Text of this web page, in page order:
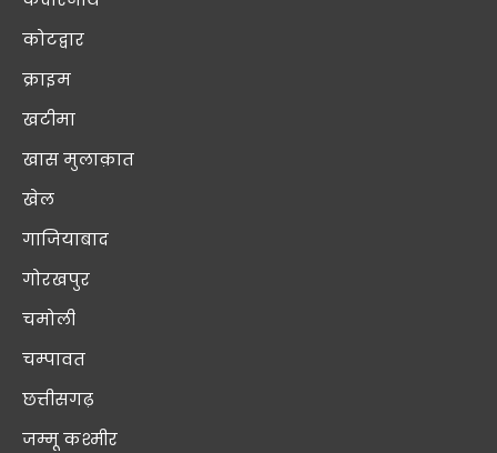
कोटद्वार
क्राइम
खटीमा
खास मुलाक़ात
खेल
गाजियाबाद
गोरखपुर
चमोली
चम्पावत
छत्तीसगढ़
जम्मू कश्मीर